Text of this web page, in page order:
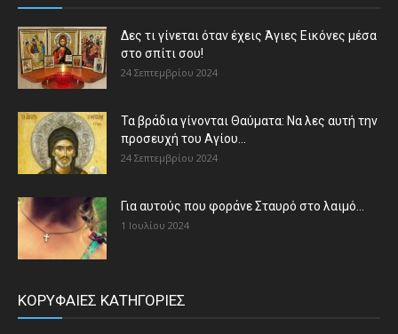
Δες τι γίνεται όταν έχεις Άγιες Εικόνες μέσα
στο σπίτι σου!
24 Σεπτεμβρίου 2024
Τα βράδια γίνονται Θαύματα: Να λες αυτή την
προσευχή του Αγίου...
24 Σεπτεμβρίου 2024
Για αυτούς που φοράνε Σταυρό στο λαιμό…
1 Ιουλίου 2024
ΚΟΡΥΦΑΙΕΣ ΚΑΤΗΓΟΡΙΕΣ